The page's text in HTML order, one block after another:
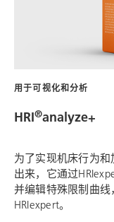
用于可视化和分析
HRI®analyze+
为了实现机床行为
出来，它通过
并编辑特殊限制曲
HRIexpert。